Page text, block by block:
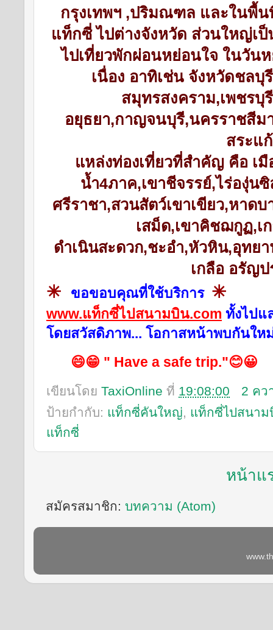
กรุงเทพฯ ,ปริมณฑล และในพื้
แท็กซี่ ไปต่างจังหวัด ส่วนใหญ่เ
ไปเที่ยวพักผ่อนหย่อนใจ ในวัน
เนื่อง อาทิเช่น จังหวัดชลบุ
สมุทรสงคราม,เพชรบุ
อยุธยา,กาญจนบุรี,นครราชสีม
สระแ
แหล่งท่องเที่ยวที่สำคัญ คือ เ
น้ำ4ภาค,เขาชีจรรย์,ไร่องุ่นซิ
ศรีราชา,สวนสัตว์เขาเขียว,หาดบ
เสม็ด,เขาคิชฌกูฏ,เ
ดำเนินสะดวก,ชะอำ,หัวหิน,อุทย
เกลือ อรัญป
✳ ขอขอบคุณที่ใช้บริการ ✳
www.แท็กซี่ไปสนามบิน.com ทั้งไปแ
โดยสวัสดิภาพ... โอกาสหน้าพบกันให
😄😁 " Have a safe trip."😊😀
เขียนโดย TaxiOnline ที่ 19:08:00
2 คว
ป้ายกำกับ: แท็กซี่คันใหญ่
แท็กซี่ไปสนาม
แท็กซี่
หน้าแ
สมัครสมาชิก: บทความ (Atom)